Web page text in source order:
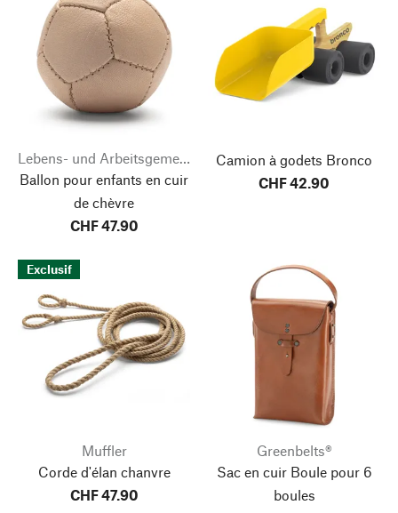
Lebens- und Arbeitsgemeinschaft Lautenbach
Ballon pour enfants en cuir
de chèvre
CHF 47.90
Camion à godets Bronco
CHF 42.90
Exclusif
Muffler
Corde d'élan chanvre
CHF 47.90
Greenbelts®
Sac en cuir Boule pour 6
boules